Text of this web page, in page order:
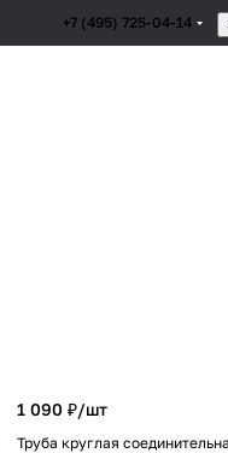
+7 (495) 725-04-14
1 090 ₽/шт
Труба круглая